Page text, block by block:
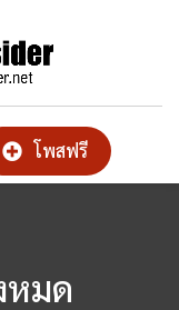
โพสฟรี
หมด